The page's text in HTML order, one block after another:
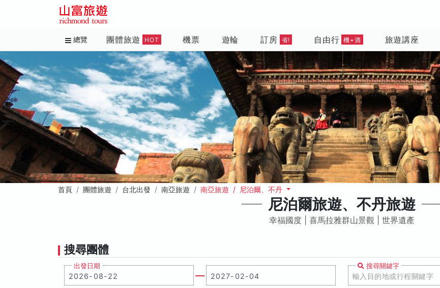
總覽 團體旅遊 HOT 機票 遊輪 訂房 省! 自由行 機+酒 旅遊講座
首頁 團體旅遊 台北出發 南亞旅遊 南亞旅遊 / 尼泊爾、不丹
尼泊爾旅遊、不丹旅遊
幸福國度 | 喜馬拉雅群山景觀 | 世界遺產
搜尋團體
出發日期 搜尋關鍵字